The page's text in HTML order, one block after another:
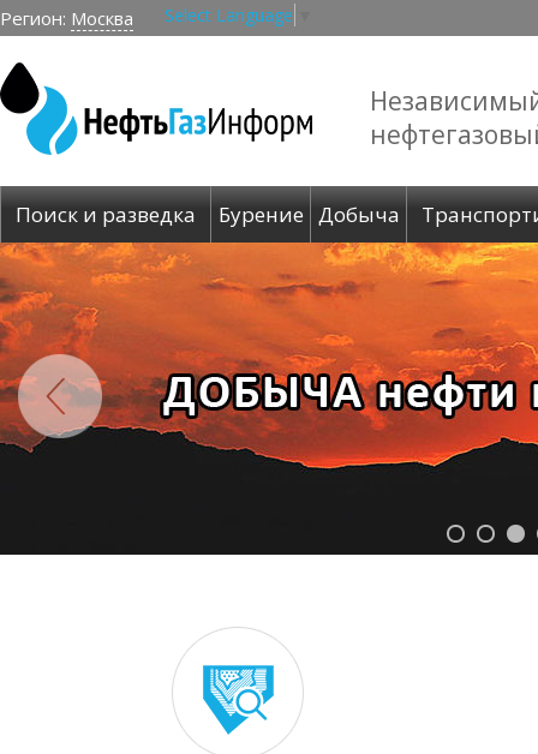
Регион: Москва Select Language
Поиск и разведка Бурение Добыча